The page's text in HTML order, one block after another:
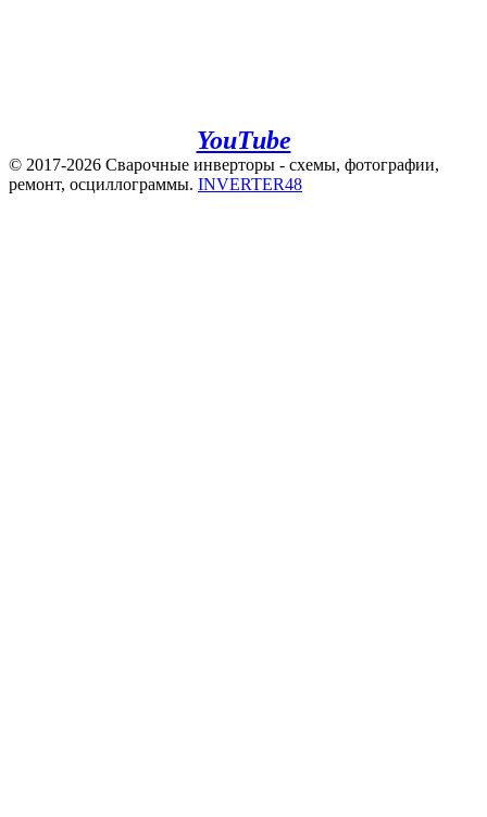
YouTube
© 2017-2026 Сварочные инверторы - схемы, фотографии,
ремонт, осциллограммы. INVERTER48